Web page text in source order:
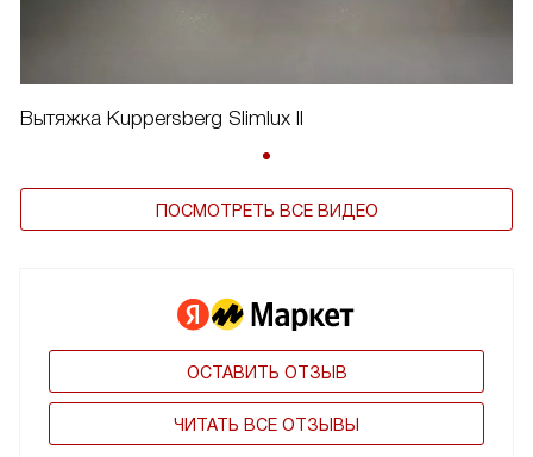
Вытяжка Kuppersberg Slimlux II
ПОСМОТРЕТЬ ВСЕ ВИДЕО
ОСТАВИТЬ ОТЗЫВ
ЧИТАТЬ ВСЕ ОТЗЫВЫ